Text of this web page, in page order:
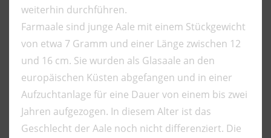
weiterhin durchführen.
Farmaale sind junge Aale mit einem Stückgewicht
von etwa 7 Gramm und einer Länge zwischen 12
und 16 cm. Sie wurden als Glasaale an den
europäischen Küsten abgefangen und in einer
Aufzuchtanlage für eine Dauer von einem bis zwei
Jahren aufgezogen. In diesem Alter ist das
Geschlecht der Aale noch nicht differenziert. Die